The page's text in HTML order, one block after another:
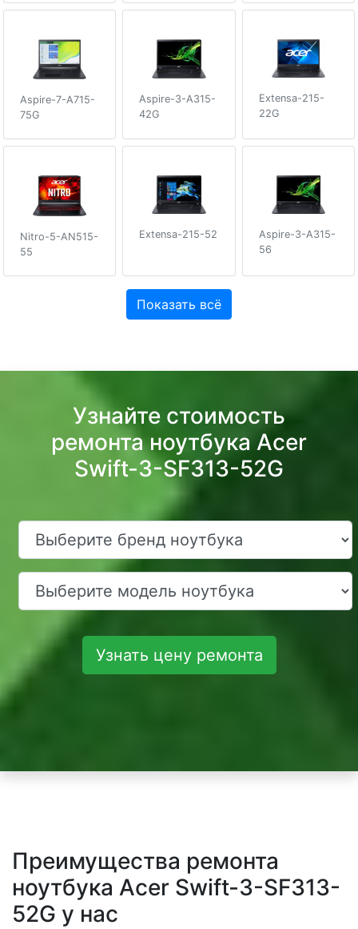
Aspire-7-A715-
75G
Aspire-3-A315-
42G
Extensa-215-
22G
Nitro-5-AN515-
55
Extensa-215-52
Aspire-3-A315-
56
Показать всё
Узнайте стоимость
ремонта ноутбука Acer
Swift-3-SF313-52G
Узнать цену ремонта
Преимущества ремонта
ноутбука Acer Swift-3-SF313-
52G у нас